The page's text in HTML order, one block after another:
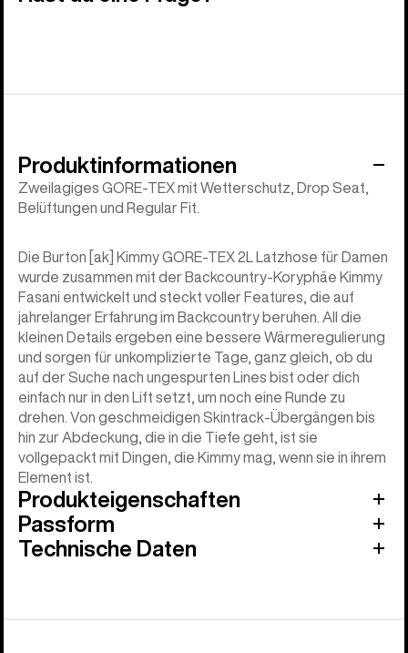
Produktinformationen
Zweilagiges GORE-TEX mit Wetterschutz, Drop Seat,
Belüftungen und Regular Fit.
Die Burton [ak] Kimmy GORE-TEX 2L Latzhose für Damen
wurde zusammen mit der Backcountry-Koryphäe Kimmy
Fasani entwickelt und steckt voller Features, die auf
jahrelanger Erfahrung im Backcountry beruhen. All die
kleinen Details ergeben eine bessere Wärmeregulierung
und sorgen für unkomplizierte Tage, ganz gleich, ob du
auf der Suche nach ungespurten Lines bist oder dich
einfach nur in den Lift setzt, um noch eine Runde zu
drehen. Von geschmeidigen Skintrack-Übergängen bis
hin zur Abdeckung, die in die Tiefe geht, ist sie
vollgepackt mit Dingen, die Kimmy mag, wenn sie in ihrem
Element ist.
Produkteigenschaften
Passform
Technische Daten